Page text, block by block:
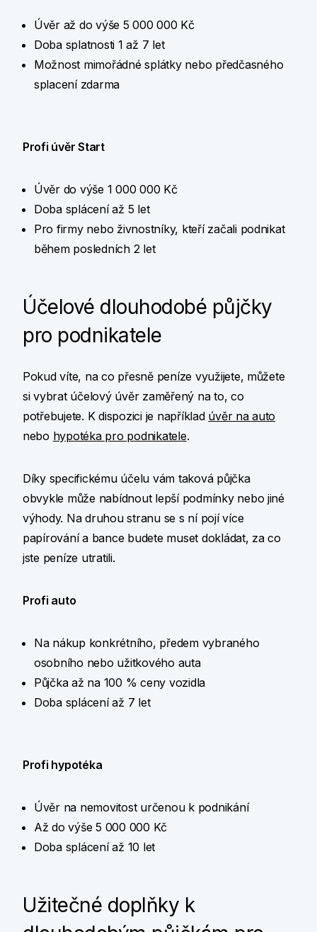
Úvěr až do výše 5 000 000 Kč
Doba splatnosti 1 až 7 let
Možnost mimořádné splátky nebo předčasného
splacení zdarma
Profi úvěr Start
Úvěr do výše 1 000 000 Kč
Doba splácení až 5 let
Pro firmy nebo živnostníky, kteří začali podnikat
během posledních 2 let
Účelové dlouhodobé půjčky
pro podnikatele
Pokud víte, na co přesně peníze využijete, můžete
si vybrat účelový úvěr zaměřený na to, co
potřebujete. K dispozici je například úvěr na auto
nebo hypotéka pro podnikatele.
Díky specifickému účelu vám taková půjčka
obvykle může nabídnout lepší podmínky nebo jiné
výhody. Na druhou stranu se s ní pojí více
papírování a bance budete muset dokládat, za co
jste peníze utratili.
Profi auto
Na nákup konkrétního, předem vybraného
osobního nebo užitkového auta
Půjčka až na 100 % ceny vozidla
Doba splácení až 7 let
Profi hypotéka
Úvěr na nemovitost určenou k podnikání
Až do výše 5 000 000 Kč
Doba splácení až 10 let
Užitečné doplňky k